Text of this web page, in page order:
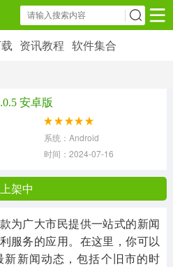
件下载 资讯教程
款应用
资讯教程 软件集合
安卓版
系统：Android
时间：2024-07-16 10:00:05
上架中
广大市民提供一站式的新闻
服务的应用。在这里，你可以
新闻动态，包括个旧市的时